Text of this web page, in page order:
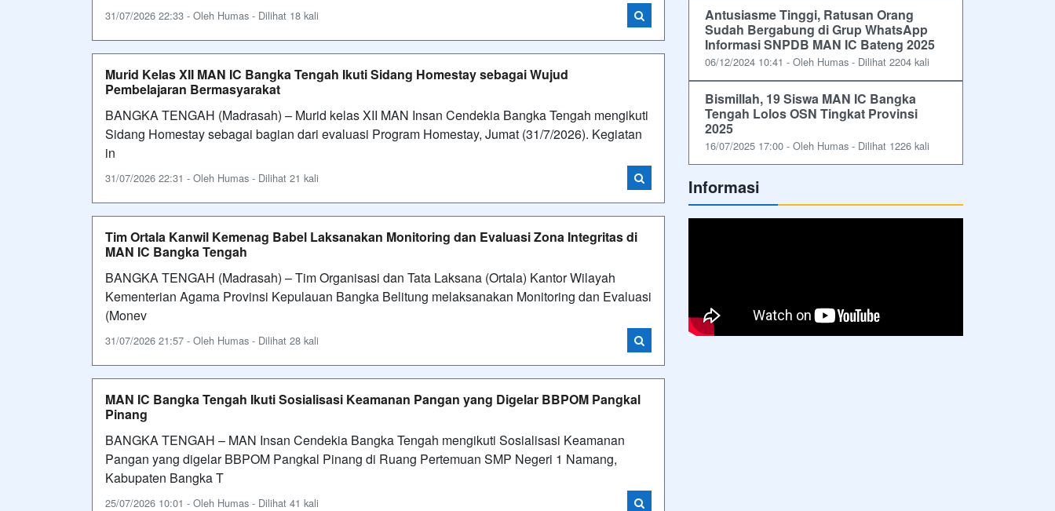
31/07/2026 22:33 - Oleh Humas - Dilihat 18 kali
Murid Kelas XII MAN IC Bangka Tengah Ikuti Sidang Homestay sebagai Wujud
Pembelajaran Bermasyarakat
BANGKA TENGAH (Madrasah) – Murid kelas XII MAN Insan Cendekia Bangka Tengah mengikuti
Sidang Homestay sebagai bagian dari evaluasi Program Homestay, Jumat (31/7/2026). Kegiatan
in
31/07/2026 22:31 - Oleh Humas - Dilihat 21 kali
Tim Ortala Kanwil Kemenag Babel Laksanakan Monitoring dan Evaluasi Zona Integritas di
MAN IC Bangka Tengah
BANGKA TENGAH (Madrasah) – Tim Organisasi dan Tata Laksana (Ortala) Kantor Wilayah
Kementerian Agama Provinsi Kepulauan Bangka Belitung melaksanakan Monitoring dan Evaluasi
(Monev
31/07/2026 21:57 - Oleh Humas - Dilihat 28 kali
MAN IC Bangka Tengah Ikuti Sosialisasi Keamanan Pangan yang Digelar BBPOM Pangkal
Pinang
BANGKA TENGAH – MAN Insan Cendekia Bangka Tengah mengikuti Sosialisasi Keamanan
Pangan yang digelar BBPOM Pangkal Pinang di Ruang Pertemuan SMP Negeri 1 Namang,
Kabupaten Bangka T
25/07/2026 10:01 - Oleh Humas - Dilihat 41 kali
Antusiasme Tinggi, Ratusan Orang
Sudah Bergabung di Grup WhatsApp
Informasi SNPDB MAN IC Bateng 2025
06/12/2024 10:41 - Oleh Humas - Dilihat 2204 kali
Bismillah, 19 Siswa MAN IC Bangka
Tengah Lolos OSN Tingkat Provinsi
2025
16/07/2025 17:00 - Oleh Humas - Dilihat 1226 kali
Informasi